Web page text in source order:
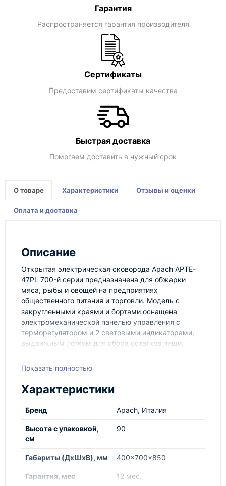
Гарантия
Распространяется гарантия производителя
Сертификаты
Предоставим сертификаты качества
Быстрая доставка
Помогаем доставить в нужный срок
О товаре Характеристики Отзывы и оценки
Оплата и доставка
Описание
Открытая электрическая сковорода Apach APTE-
47PL 700-й серии предназначена для обжарки
мяса, рыбы и овощей на предприятиях
общественного питания и торговли. Модель с
закругленными краями и бортами оснащена
электромеханической панелью управления с
терморегулятором и 2 световыми индикаторами,
выдвижным лотком для сбора остатков пищи,
регулируемыми по высоте ножками. Корпус,
вытяжная решетка выполнены из нержавеющей
стали AISI 304, боковые и задняя панели - из
нержавеющей стали AISI 430, лоток - из
Показать полностью
Характеристики
Бренд Apach, Италия
Высота с упаковкой,
см
90
Габариты (ДхШхВ), мм 400x700x850
Гарантия, мес 12 мес.